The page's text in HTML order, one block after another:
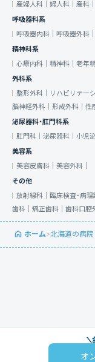
産婦人科｜ 婦人科｜ 産科｜
呼吸器科系
呼吸器内科｜ 呼吸器外科｜
精神科系
心療内科｜ 精神科｜ 老年
外科系
整形外科｜
リハビリテー
脳神経外科｜ 形成外科｜ 性
泌尿器科・肛門科系
肛門科｜ 泌尿器科｜ 小児
美容系
美容皮膚科｜ 美容外科｜
その他
放射線科｜ 臨床検査・病理
歯科｜ 矯正歯科｜ 歯科口腔
ホーム>北海道の病院
オ